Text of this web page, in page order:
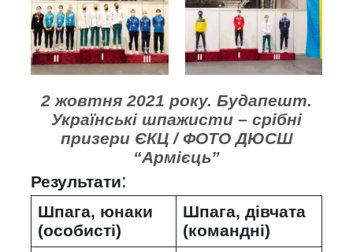
2 жовтня 2021 року. Будапешт.
Українські шпажисти – срібні
призери ЄКЦ / ФОТО ДЮСШ
“Армієць”
Результати:
Шпага, юнаки
(особисті)
Шпага, дівчата
(командні)